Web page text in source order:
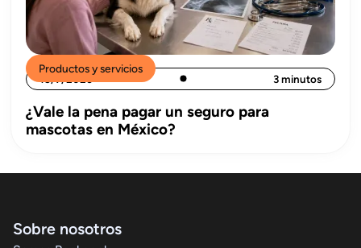
Productos y servicios
15/7/2026 3 minutos
¿Vale la pena pagar un seguro para
mascotas en México?
Sobre nosotros